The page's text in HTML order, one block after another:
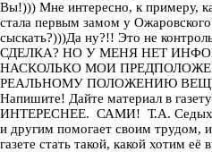
Вы!))) Мне интересно, к примеру,
стала первым замом у
сыскать?)))Да ну?!! Это не
СДЕЛКА? НО У МЕНЯ НЕТ
НАСКОЛЬКО МОИ
РЕАЛЬНОМУ ПОЛОЖЕНИЮ
Напишите! Дайте материал в
ИНТЕРЕСНЕЕ. САМИ! Т.А. Седых
и другим помогает своим трудом,
газете стать такой, какой хотим её